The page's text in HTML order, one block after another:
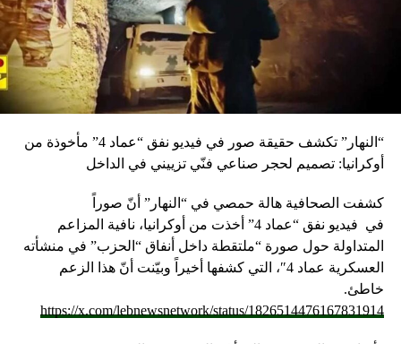
“النهار” تكشف حقيقة صور في فيديو نفق “عماد 4” مأخوذة من
أوكرانيا: تصميم لحجر صناعي فنّي تزييني في الداخل
كشفت الصحافية هالة حمصي في “النهار” أنّ صوراً
في فيديو
نفق “عماد 4” أخذت من أوكرانيا، نافية المزاعم
المتداولة حول صورة “ملتقطة داخل أنفاق “الحزب” في منشأته
العسكرية عماد 4″، التي كشفها أخيراً وبيّنت أنّ هذا الزعم
خاطئ.
https://x.com/lebnewsnetwork/status/1826514476167831914